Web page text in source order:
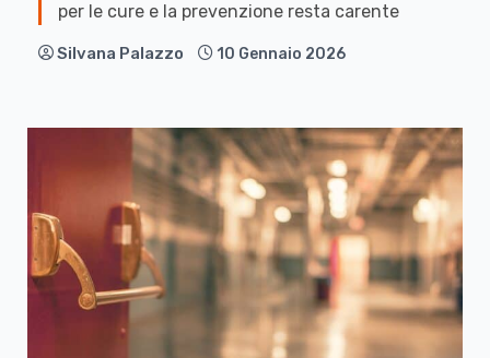
per le cure e la prevenzione resta carente
Silvana Palazzo 10 Gennaio 2026